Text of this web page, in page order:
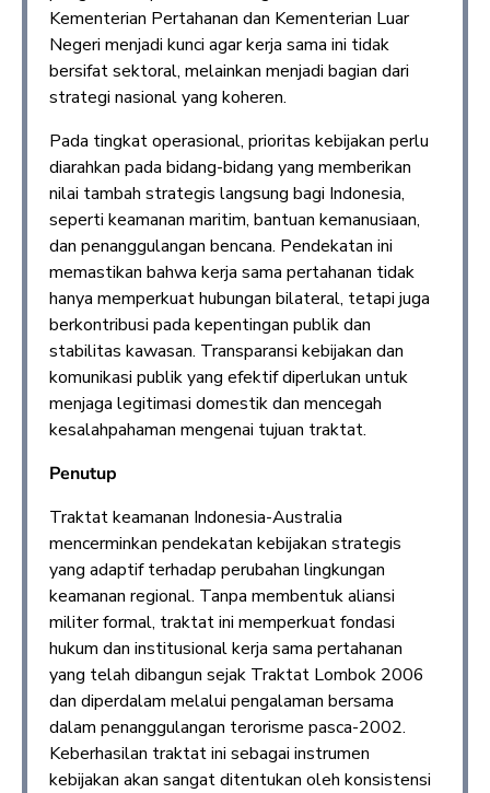
Kementerian Pertahanan dan Kementerian Luar
Negeri menjadi kunci agar kerja sama ini tidak
bersifat sektoral, melainkan menjadi bagian dari
strategi nasional yang koheren.
Pada tingkat operasional, prioritas kebijakan perlu
diarahkan pada bidang-bidang yang memberikan
nilai tambah strategis langsung bagi Indonesia,
seperti keamanan maritim, bantuan kemanusiaan,
dan penanggulangan bencana. Pendekatan ini
memastikan bahwa kerja sama pertahanan tidak
hanya memperkuat hubungan bilateral, tetapi juga
berkontribusi pada kepentingan publik dan
stabilitas kawasan. Transparansi kebijakan dan
komunikasi publik yang efektif diperlukan untuk
menjaga legitimasi domestik dan mencegah
kesalahpahaman mengenai tujuan traktat.
Penutup
Traktat keamanan Indonesia-Australia
mencerminkan pendekatan kebijakan strategis
yang adaptif terhadap perubahan lingkungan
keamanan regional. Tanpa membentuk aliansi
militer formal, traktat ini memperkuat fondasi
hukum dan institusional kerja sama pertahanan
yang telah dibangun sejak Traktat Lombok 2006
dan diperdalam melalui pengalaman bersama
dalam penanggulangan terorisme pasca-2002.
Keberhasilan traktat ini sebagai instrumen
kebijakan akan sangat ditentukan oleh konsistensi